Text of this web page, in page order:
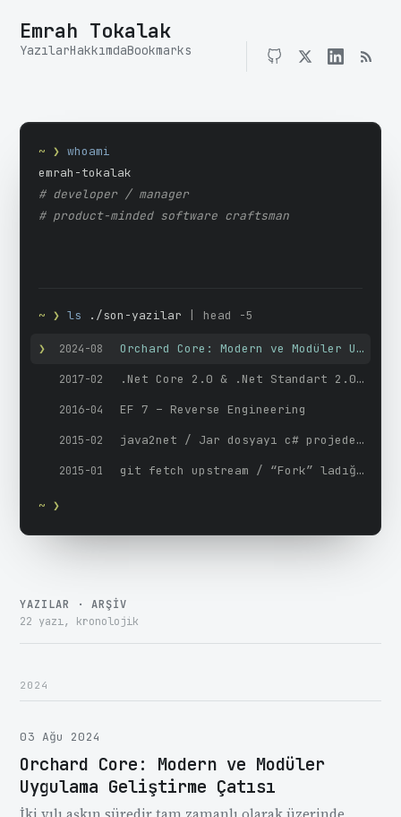
Emrah Tokalak
YazılarHakkımdaBookmarks
~ ❯ whoami
# developer / manager
# product-minded software craftsman
~ ❯ ls ./son-yazilar | head -5
❯ 2024-08 Orchard Core: Modern ve Modüler Uygulama Geliştirme Çatısı
2017-02 .Net Core 2.0 & .Net Standart 2.0 – DailyBuilds
2016-04 EF 7 – Reverse Engineering
2015-02 java2net / Jar dosyayı c# projede kullanmak / IKVM
2015-01 git fetch upstream / “Fork” ladığınız depoyu orjinal depodan senkronize edin
~ ❯
YAZILAR · ARŞIV
22 yazı, kronolojik
2024
03 Ağu 2024
Orchard Core: Modern ve Modüler
Uygulama Geliştirme Çatısı